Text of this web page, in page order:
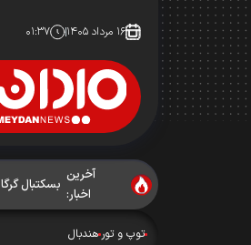
۱۶ مرداد ۱۴۰۵ ۰۱:۳۷
آخرین
اخبار:
بسکتبال
توپ و تور هندبال